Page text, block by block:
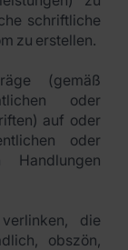
schriftliche
zu erstellen.
(gemäß
oder
auf oder
oder
die
obszön,